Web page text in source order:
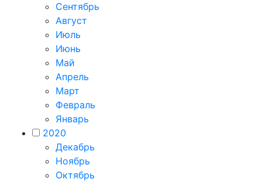
Сентябрь
Август
Июль
Июнь
Май
Апрель
Март
Февраль
Январь
2020
Декабрь
Ноябрь
Октябрь